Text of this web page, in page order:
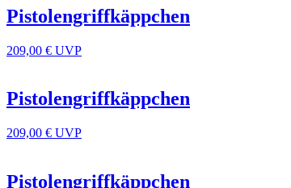
Pistolengriffkäppchen
209,00 € UVP
Pistolengriffkäppchen
209,00 € UVP
Pistolengriffkäppchen